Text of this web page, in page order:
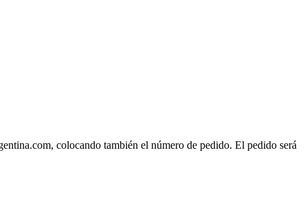
colocando también el número de pedido. El pedido será